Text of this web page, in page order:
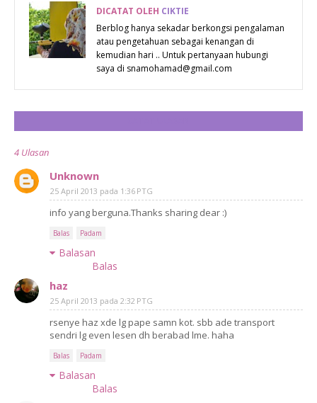
DICATAT OLEH CIKTIE
Berblog hanya sekadar berkongsi pengalaman
atau pengetahuan sebagai kenangan di
kemudian hari .. Untuk pertanyaan hubungi
saya di snamohamad@gmail.com
4 Ulasan
Unknown
25 April 2013 pada 1:36 PTG
info yang berguna.Thanks sharing dear :)
Balas Padam
Balasan
Balas
haz
25 April 2013 pada 2:32 PTG
rsenye haz xde lg pape samn kot. sbb ade transport
sendri lg even lesen dh berabad lme. haha
Balas Padam
Balasan
Balas